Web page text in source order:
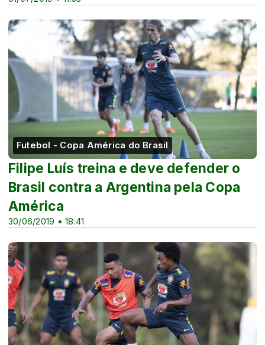
Futebol - Copa América do Brasil
30/06/2019 • 18:41
Filipe Luís treina e deve defender o
Brasil contra a Argentina pela Copa
América